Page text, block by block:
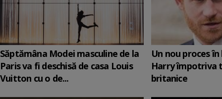
Săptămâna Modei masculine de la
Paris va fi deschisă de casa Louis
Vuitton cu o de...
Un nou proces
Harry împotriva
britanice